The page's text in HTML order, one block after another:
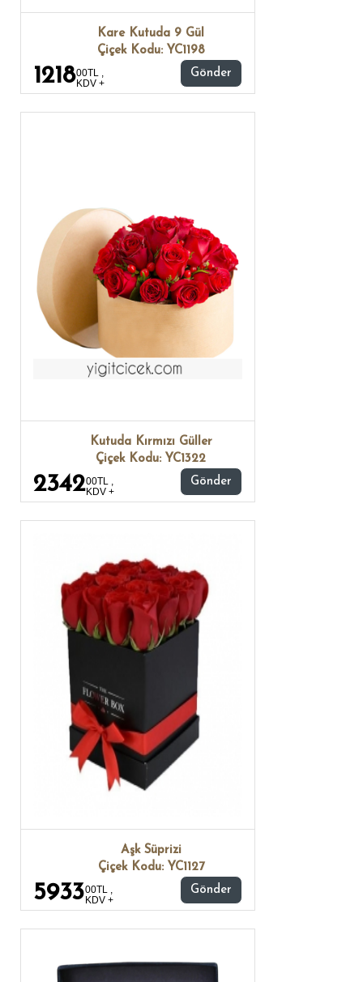
Kare Kutuda 9 Gül
Çiçek Kodu: YC1198
121800TL ,
KDV +
Gönder
Kutuda Kırmızı Güller
Çiçek Kodu: YC1322
234200TL ,
KDV +
Gönder
Aşk Süprizi
Çiçek Kodu: YC1127
593300TL ,
KDV +
Gönder